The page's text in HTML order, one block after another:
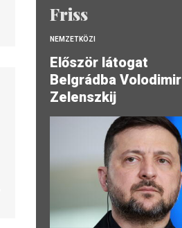
Friss
NEMZETKÖZI
Először látogat
Belgrádba Volodimir
Zelenszkij